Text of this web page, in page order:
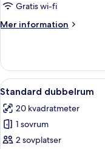
Gratis wi-fi
Mer information
Mer
dubbelrum
Öppna
alla
foton
för
Standard
7
Standard dubbelrum
20 kvadratmeter
1 sovrum
2 sovplatser